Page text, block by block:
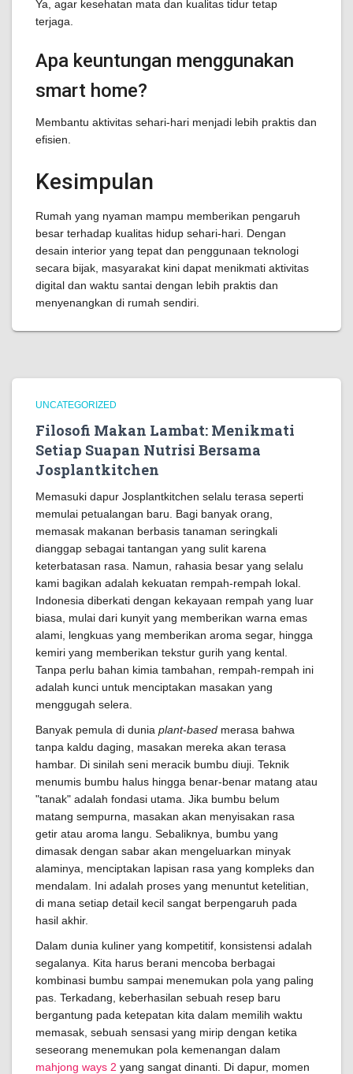
Ya, agar kesehatan mata dan kualitas tidur tetap
terjaga.
Apa keuntungan menggunakan
smart home?
Membantu aktivitas sehari-hari menjadi lebih praktis dan
efisien.
Kesimpulan
Rumah yang nyaman mampu memberikan pengaruh
besar terhadap kualitas hidup sehari-hari. Dengan
desain interior yang tepat dan penggunaan teknologi
secara bijak, masyarakat kini dapat menikmati aktivitas
digital dan waktu santai dengan lebih praktis dan
menyenangkan di rumah sendiri.
UNCATEGORIZED
Filosofi Makan Lambat: Menikmati
Setiap Suapan Nutrisi Bersama
Josplantkitchen
Memasuki dapur Josplantkitchen selalu terasa seperti
memulai petualangan baru. Bagi banyak orang,
memasak makanan berbasis tanaman seringkali
dianggap sebagai tantangan yang sulit karena
keterbatasan rasa. Namun, rahasia besar yang selalu
kami bagikan adalah kekuatan rempah-rempah lokal.
Indonesia diberkati dengan kekayaan rempah yang luar
biasa, mulai dari kunyit yang memberikan warna emas
alami, lengkuas yang memberikan aroma segar, hingga
kemiri yang memberikan tekstur gurih yang kental.
Tanpa perlu bahan kimia tambahan, rempah-rempah ini
adalah kunci untuk menciptakan masakan yang
menggugah selera.
Banyak pemula di dunia plant-based merasa bahwa
tanpa kaldu daging, masakan mereka akan terasa
hambar. Di sinilah seni meracik bumbu diuji. Teknik
menumis bumbu halus hingga benar-benar matang atau
"tanak" adalah fondasi utama. Jika bumbu belum
matang sempurna, masakan akan menyisakan rasa
getir atau aroma langu. Sebaliknya, bumbu yang
dimasak dengan sabar akan mengeluarkan minyak
alaminya, menciptakan lapisan rasa yang kompleks dan
mendalam. Ini adalah proses yang menuntut ketelitian,
di mana setiap detail kecil sangat berpengaruh pada
hasil akhir.
Dalam dunia kuliner yang kompetitif, konsistensi adalah
segalanya. Kita harus berani mencoba berbagai
kombinasi bumbu sampai menemukan pola yang paling
pas. Terkadang, keberhasilan sebuah resep baru
bergantung pada ketepatan kita dalam memilih waktu
memasak, sebuah sensasi yang mirip dengan ketika
seseorang menemukan pola kemenangan dalam
mahjong ways 2 yang sangat dinanti. Di dapur, momen